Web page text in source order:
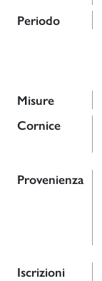
Periodo
Misure
Cornice
Provenienza
Iscrizioni